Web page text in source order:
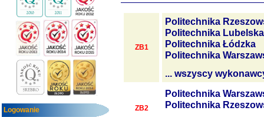
Logowanie
ZB1
Politechnika
Politechnika Lubelska
Politechnika Łódzka
Politechnika
... wszyscy
ZB2
Politechnika
Politechnika